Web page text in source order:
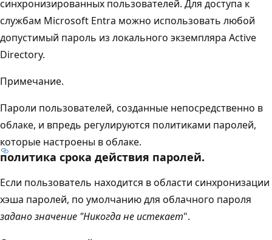
синхронизированных пользователей. Для доступа к
службам Microsoft Entra можно использовать любой
допустимый пароль из локального экземпляра Active
Directory.
Примечание.
Пароли пользователей, созданные непосредственно в
облаке, и впредь регулируются политиками паролей,
которые настроены в облаке.
политика срока действия паролей.
Если пользователь находится в области синхронизации
хэша паролей, по умолчанию для облачного пароля
задано значение "Никогда не истекает".